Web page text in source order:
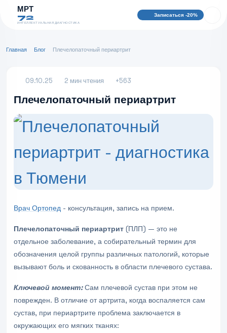
МРТ
72
ИНТЕЛЛЕКТУАЛЬНАЯ ДИАГНОСТИКА
Записаться -20%
Главная Блог Плечелопаточный периартрит
09.10.25 2 мин чтения +563
Плечелопаточный периартрит
Врач Ортопед - консультация, запись на прием.
Плечелопаточный периартрит (ПЛП) — это не
отдельное заболевание, а собирательный термин для
обозначения целой группы различных патологий, которые
вызывают боль и скованность в области плечевого сустава.
Ключевой момент:Сам плечевой сустав при этом не
поврежден. В отличие от артрита, когда воспаляется сам
сустав, при периартрите проблема заключается в
окружающих его мягких тканях: